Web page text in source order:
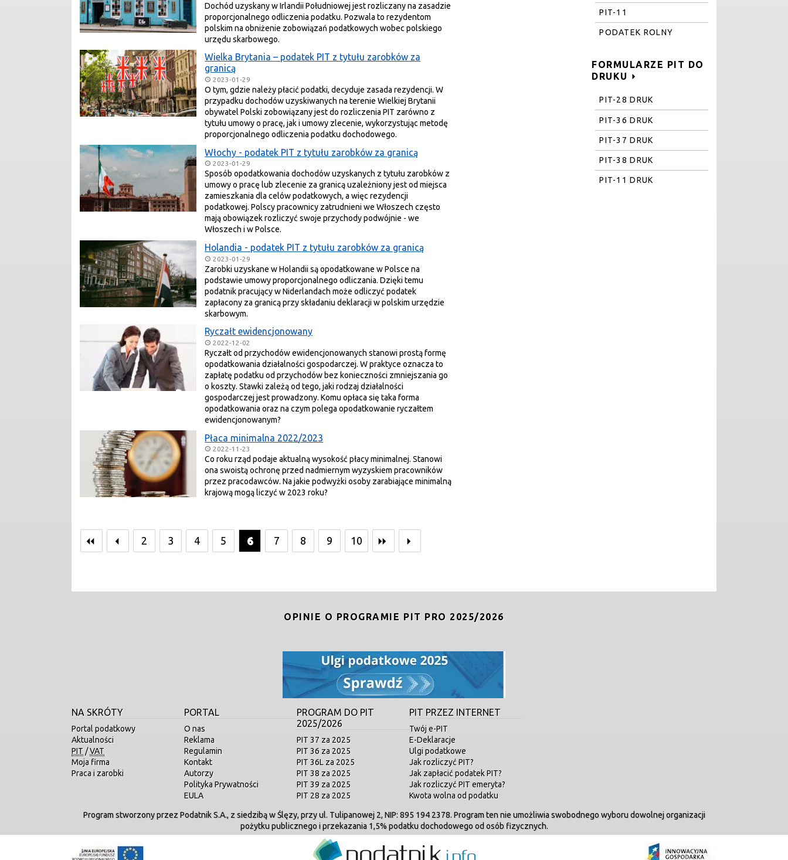
PIT-11
PODATEK ROLNY
FORMULARZE PIT DO
DRUKU
PIT-28 DRUK
PIT-36 DRUK
PIT-37 DRUK
PIT-38 DRUK
PIT-11 DRUK
Dochód uzyskany w Irlandii Południowej jest rozliczany na zasadzie
proporcjonalnego odliczenia podatku. Pozwala to rezydentom
polskim na obniżenie zobowiązań podatkowych wobec polskiego
urzędu skarbowego.
Wielka Brytania – podatek PIT z tytułu zarobków za
granicą
2023-01-29
O tym, gdzie należy płacić podatki, decyduje zasada rezydencji. W
przypadku dochodów uzyskiwanych na terenie Wielkiej Brytanii
obywatel Polski zobowiązany jest do rozliczenia PIT zarówno z
tytułu umowy o pracę, jak i umowy zlecenie, wykorzystując metodę
proporcjonalnego odliczenia podatku dochodowego.
Włochy - podatek PIT z tytułu zarobków za granicą
2023-01-29
Sposób opodatkowania dochodów uzyskanych z tytułu zarobków z
umowy o pracę lub zlecenie za granicą uzależniony jest od miejsca
zamieszkania dla celów podatkowych, a więc rezydencji
podatkowej. Polscy pracownicy zatrudnieni we Włoszech często
mają obowiązek rozliczyć swoje przychody podwójnie - we
Włoszech i w Polsce.
Holandia - podatek PIT z tytułu zarobków za granicą
2023-01-29
Zarobki uzyskane w Holandii są opodatkowane w Polsce na
podstawie umowy proporcjonalnego odliczania. Dzięki temu
podatnik pracujący w Niderlandach może odliczyć podatek
zapłacony za granicą przy składaniu deklaracji w polskim urzędzie
skarbowym.
Ryczałt ewidencjonowany
2022-12-02
Ryczałt od przychodów ewidencjonowanych stanowi prostą formę
opodatkowania działalności gospodarczej. W praktyce oznacza to
zapłatę podatku od przychodów bez konieczności zmniejszania go
o koszty. Stawki zależą od tego, jaki rodzaj działalności
gospodarczej jest prowadzony. Komu opłaca się taka forma
opodatkowania oraz na czym polega opodatkowanie ryczałtem
ewidencjonowanym?
Płaca minimalna 2022/2023
2022-11-23
Co roku rząd podaje aktualną wysokość płacy minimalnej. Stanowi
ona swoistą ochronę przed nadmiernym wyzyskiem pracowników
przez pracodawców. Na jakie podwyżki osoby zarabiające minimalną
krajową mogą liczyć w 2023 roku?
2 3 4 5 6 7 8 9 10
OPINIE O PROGRAMIE PIT PRO 2025/2026
NA SKRÓTY
Portal podatkowy
Aktualności
PIT /VAT
Moja firma
Praca i zarobki
PORTAL
O nas
Reklama
Regulamin
Kontakt
Autorzy
Polityka Prywatności
EULA
PROGRAM DO PIT
2025/2026
PIT 37 za 2025
PIT 36 za 2025
PIT 36L za 2025
PIT 38 za 2025
PIT 39 za 2025
PIT 28 za 2025
PIT PRZEZ INTERNET
Twój e-PIT
E-Deklaracje
Ulgi podatkowe
Jak rozliczyć PIT?
Jak zapłacić podatek PIT?
Jak rozliczyć PIT emeryta?
Kwota wolna od podatku
Program stworzony przez Podatnik S.A., z siedzibą w Ślęzy, przy ul. Tulipanowej 2, NIP: 895 194 2378. Program ten nie umożliwia swobodnego wyboru dowolnej organizacji
pożytku publicznego i przekazania 1,5% podatku dochodowego od osób fizycznych.